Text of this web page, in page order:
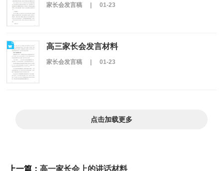
家长会发言稿 01-23
高三家长会发言材料
家长会发言稿 01-23
点击加载更多
上一篇： 高一家长会上的讲话材料